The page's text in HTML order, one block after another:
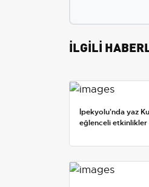
İLGİLİ
İpekyolu'nda yaz
eğlenceli etkinlikler